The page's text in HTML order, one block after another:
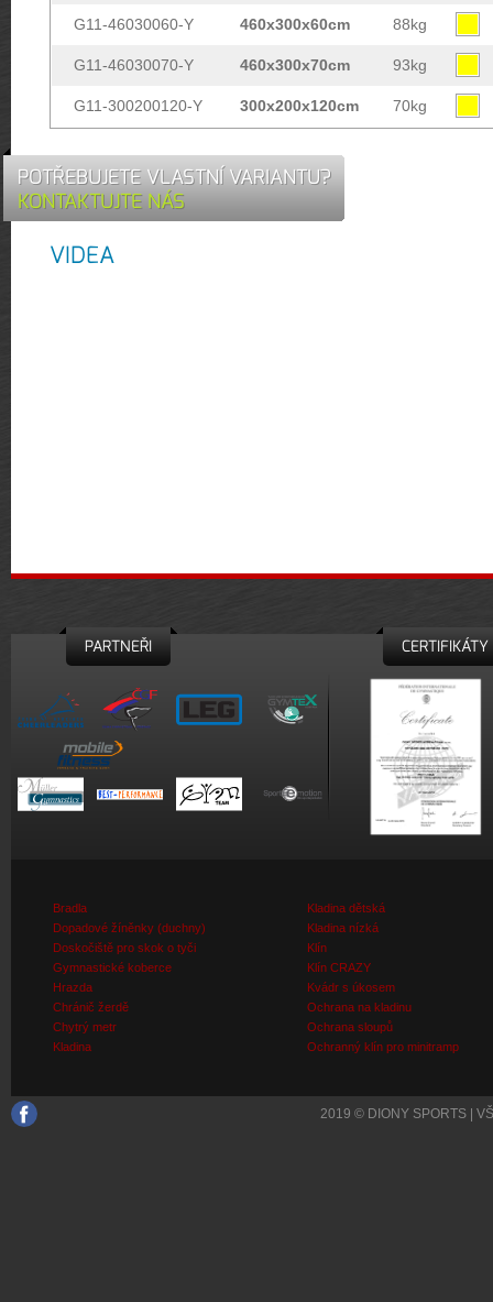
G11-46030060-Y 460x300x60cm 88kg
G11-46030070-Y 460x300x70cm 93kg
G11-300200120-Y 300x200x120cm 70kg
POTŘEBUJETE VLASTNÍ VARIANTU?
KONTAKTUJTE NÁS
VIDEA
PARTNEŘI CERTIFIKÁTY
Bradla
Dopadové žíněnky (duchny)
Doskočiště pro skok o tyči
Gymnastické koberce
Hrazda
Chránič žerdě
Chytrý metr
Kladina
Kladina dětská
Kladina nízká
Klín
Klín CRAZY
Kvádr s úkosem
Ochrana na kladinu
Ochrana sloupů
Ochranný klín pro minitramp
2019 © DIONY SPORTS |